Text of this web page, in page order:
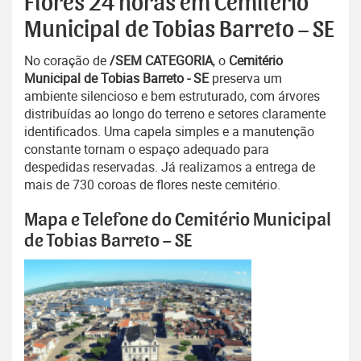
Municipal de Tobias Barreto – SE
No coração de/SEM CATEGORIA, o Cemitério
Municipal de Tobias Barreto - SEpreserva um
ambiente silencioso e bem estruturado, com árvores
distribuídas ao longo do terreno e setores claramente
identificados. Uma capela simples e a manutenção
constante tornam o espaço adequado para
despedidas reservadas. Já realizamos a entrega de
mais de 730 coroas de flores neste cemitério.
Mapa e Telefone do Cemitério Municipal
de Tobias Barreto – SE